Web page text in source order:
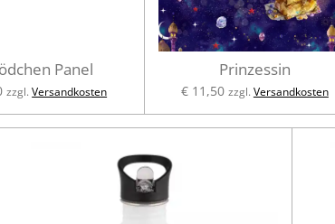
Panel
zzgl.Versandkosten
Prinzessin
€ 11,50 zzgl. Versandkosten